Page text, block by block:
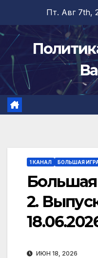
содержимому
Пт. Авг 7th,
1 КАНАЛ БОЛЬШАЯ
Большая
2.
ИЮН 18, 2026